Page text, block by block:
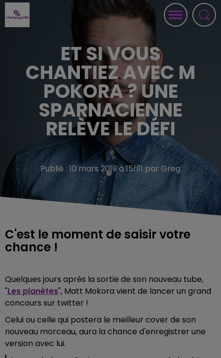
ET SI VOUS
CHANTIEZ AVEC M
POKORA ? UNE
SPARNACIENNE
RELÈVE LE DÉFI
Publié : 10 mars 2019 à 15h11 par Greg
C'est le moment de saisir votre
chance !
Quelques jours après la sortie de son nouveau tube,
"Les planètes", Matt Mokora vient de lancer un grand
concours sur twitter !
Celui ou celle qui postera le meilleur cover de son
nouveau morceau, aura la chance d'enregistrer une
version avec lui.